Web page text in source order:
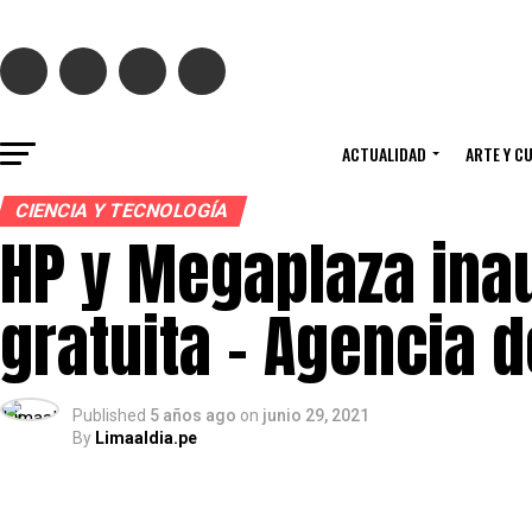
ACTUALIDAD ARTE Y
CIENCIA Y TECNOLOGÍA
HP y Megaplaza
gratuita – Agencia
Published 5 años ago on junio 29, 2021
By Limaaldia.pe